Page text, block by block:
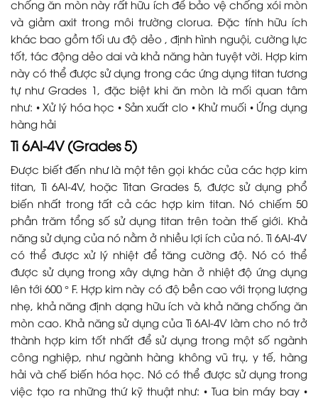
chống ăn mòn này rất hữu ích để bảo vệ chống xói mòn
và giảm axit trong môi trường clorua. Đặc tính hữu ích
khác bao gồm tối ưu độ dẻo , định hình nguội, cường lực
tốt, tác động dẻo dai và khả năng hàn tuyệt vời. Hợp kim
này có thể được sử dụng trong các ứng dụng titan tương
tự như Grades 1, đặc biệt khi ăn mòn là mối quan tâm
như: • Xử lý hóa học • Sản xuất clo • Khử muối • Ứng dụng
hàng hải
Ti 6Al-4V (Grades 5)
Được biết đến như là một tên gọi khác của các hợp kim
titan, Ti 6Al-4V, hoặc Titan Grades 5, được sử dụng phổ
biến nhất trong tất cả các hợp kim titan. Nó chiếm 50
phần trăm tổng số sử dụng titan trên toàn thế giới. Khả
năng sử dụng của nó nằm ở nhiều lợi ích của nó. Ti 6Al-4V
có thể được xử lý nhiệt để tăng cường độ. Nó có thể
được sử dụng trong xây dựng hàn ở nhiệt độ ứng dụng
lên tới 600 ° F. Hợp kim này có độ bền cao với trọng lượng
nhẹ, khả năng định dạng hữu ích và khả năng chống ăn
mòn cao. Khả năng sử dụng của Ti 6AI-4V làm cho nó trở
thành hợp kim tốt nhất để sử dụng trong một số ngành
công nghiệp, như ngành hàng không vũ trụ, y tế, hàng
hải và chế biến hóa học. Nó có thể được sử dụng trong
việc tạo ra những thứ kỹ thuật như: • Tua bin máy bay •